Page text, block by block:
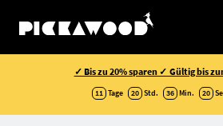
✓ Bis zu 20% sparen ✓ Gültig bis
11 Tage 20 Std. 36 Min. 20